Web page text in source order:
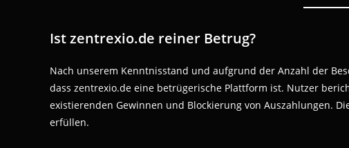
Ist zentrexio.de reiner Betrug?
Nach unserem Kenntnisstand und aufgrund der Anzahl der
dass zentrexio.de eine betrügerische Plattform ist. Nutzer
existierenden Gewinnen und Blockierung von Auszahlungen.
erfüllen.